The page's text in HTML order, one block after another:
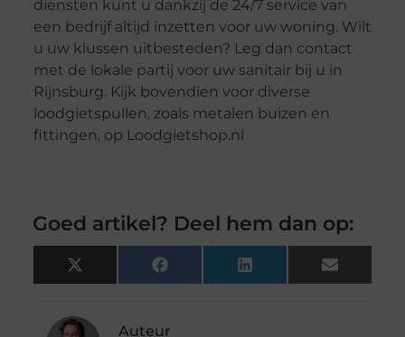
diensten kunt u dankzij de 24/7 service van
een bedrijf altijd inzetten voor uw woning. Wilt
u uw klussen uitbesteden? Leg dan contact
met de lokale partij voor uw sanitair bij u in
Rijnsburg. Kijk bovendien voor diverse
loodgietspullen, zoals metalen buizen en
fittingen, op Loodgietshop.nl
Goed artikel? Deel hem dan op:
X
(Twitter)
Facebook LinkedIn Email
Auteur